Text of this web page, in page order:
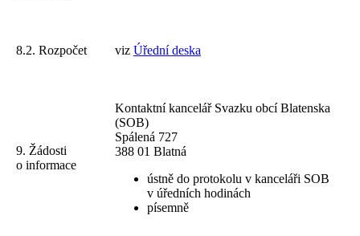
8.2. Rozpočet viz Úřední deska
9. Žádosti
o informace
Kontaktní kancelář Svazku obcí Blatenska
(SOB)
Spálená 727
388 01 Blatná
ústně do protokolu v kanceláři SOB
v úředních hodinách
písemně